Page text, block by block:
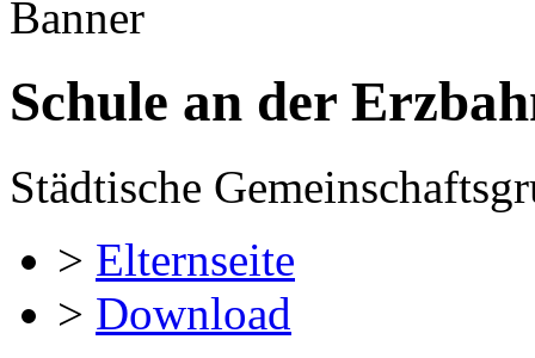
Schule an der
Städtische
> Elternseite
> Download